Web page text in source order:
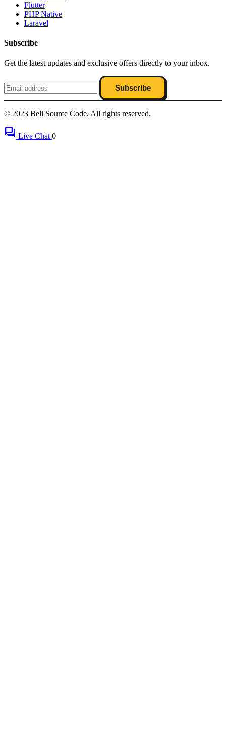
Flutter
PHP Native
Laravel
Subscribe
Get the latest updates and exclusive offers directly to your inbox.
Subscribe
© 2023 Beli Source Code. All rights reserved.
forum Live Chat 0